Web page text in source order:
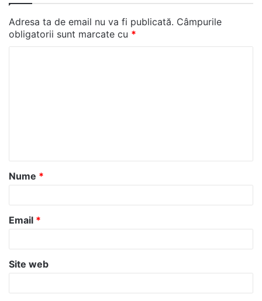
Adresa ta de email nu va fi publicată. Câmpurile
obligatorii sunt marcate cu *
a
r
u
*
Nume *
Email *
Site web